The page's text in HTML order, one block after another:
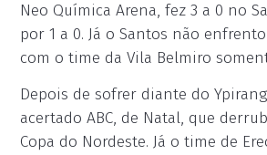
Neo Química Arena, fez 3 a 0 no
por 1 a 0. Já o Santos não
com o time da Vila Belmiro
Depois de sofrer diante do
acertado ABC, de Natal, que
Copa do Nordeste. Já o time de